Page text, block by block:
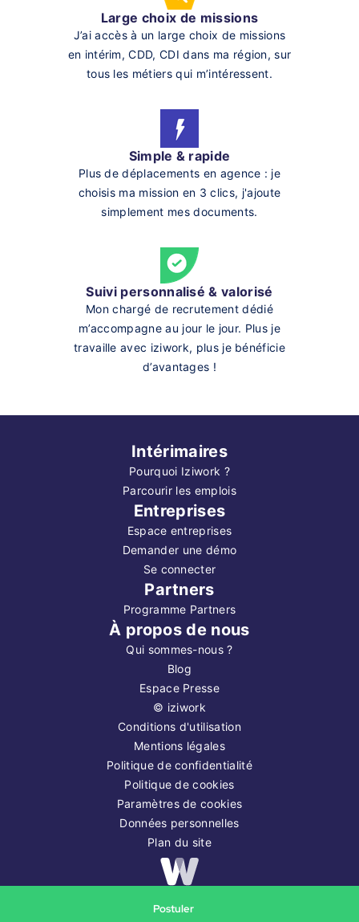
Postuler
Large choix de missions
J’ai accès à un large choix de missions
en intérim, CDD, CDI dans ma région, sur
tous les métiers qui m’intéressent.
Simple & rapide
Plus de déplacements en agence : je
choisis ma mission en 3 clics, j'ajoute
simplement mes documents.
Suivi personnalisé & valorisé
Mon chargé de recrutement dédié
m’accompagne au jour le jour. Plus je
travaille avec iziwork, plus je bénéficie
d’avantages !
Intérimaires
Pourquoi Iziwork ?
Parcourir les emplois
Entreprises
Espace entreprises
Demander une démo
Se connecter
Partners
Programme Partners
À propos de nous
Qui sommes-nous ?
Blog
Espace Presse
© iziwork
Conditions d'utilisation
Mentions légales
Politique de confidentialité
Politique de cookies
Paramètres de cookies
Données personnelles
Plan du site